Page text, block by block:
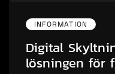
INFORMATION
Digital
lösningen för